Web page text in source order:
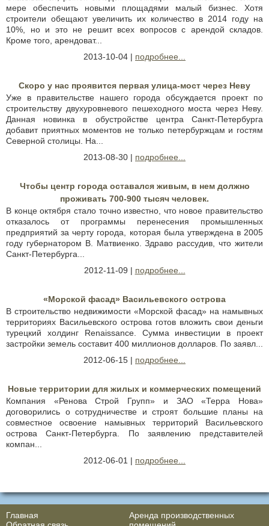
мере обеспечить новыми площадями малый бизнес. Хотя
строители обещают увеличить их количество в 2014 году на
10%, но и это не решит всех вопросов с арендой складов.
Кроме того, арендоват...
2013-10-04 | подробнее...
Скоро у нас проявится первая улица-мост через Неву
Уже в правительстве нашего города обсуждается проект по
строительству двухуровневого пешеходного моста через Неву.
Данная новинка в обустройстве центра Санкт-Петербурга
добавит приятных моментов не только петербуржцам и гостям
Северной столицы. На...
2013-08-30 | подробнее...
Чтобы центр города оставался живым, в нем должно
проживать 700-900 тысяч человек.
В конце октября стало точно известно, что новое правительство
отказалось от программы перенесения промышленных
предприятий за черту города, которая была утверждена в 2005
году губернатором В. Матвиенко. Здраво рассудив, что жители
Санкт-Петербурга...
2012-11-09 | подробнее...
«Морской фасад» Васильевского острова
В строительство недвижимости «Морской фасад» на намывных
территориях Васильевского острова готов вложить свои деньги
турецкий холдинг Renaissance. Сумма инвестиции в проект
застройки земель составит 400 миллионов долларов. По заявл...
2012-06-15 | подробнее...
Новые территории для жилых и коммерческих помещений
Компания «Ренова Строй Групп» и ЗАО «Терра Нова»
договорились о сотрудничестве и строят большие планы на
совместное освоение намывных территорий Васильевского
острова Санкт-Петербурга. По заявлению представителей
компан...
2012-06-01 | подробнее...
Главная
Аренда производственных